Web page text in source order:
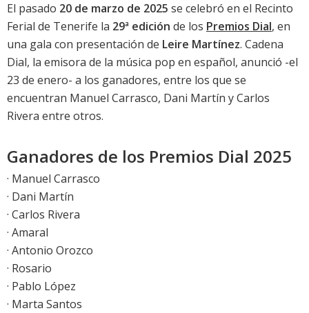
El pasado 20 de marzo de 2025 se celebró en el Recinto
Ferial de Tenerife la 29ª edición de los Premios Dial, en
una gala con presentación de Leire Martínez. Cadena
Dial, la emisora de la música pop en español, anunció -el
23 de enero- a los ganadores, entre los que se
encuentran Manuel Carrasco, Dani Martín y Carlos
Rivera entre otros.
Ganadores de los Premios Dial 2025
· Manuel Carrasco
· Dani Martín
· Carlos Rivera
· Amaral
· Antonio Orozco
· Rosario
· Pablo López
· Marta Santos